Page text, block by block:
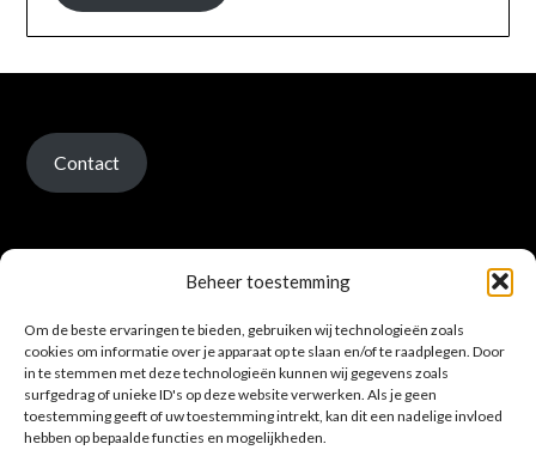
Beheer toestemming
Om de beste ervaringen te bieden, gebruiken wij technologieën zoals
cookies om informatie over je apparaat op te slaan en/of te raadplegen. Door
in te stemmen met deze technologieën kunnen wij gegevens zoals
surfgedrag of unieke ID's op deze website verwerken. Als je geen
toestemming geeft of uw toestemming intrekt, kan dit een nadelige invloed
hebben op bepaalde functies en mogelijkheden.
Contact
Verzenden en retour